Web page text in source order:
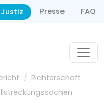
Presse FAQ
Richterschaft